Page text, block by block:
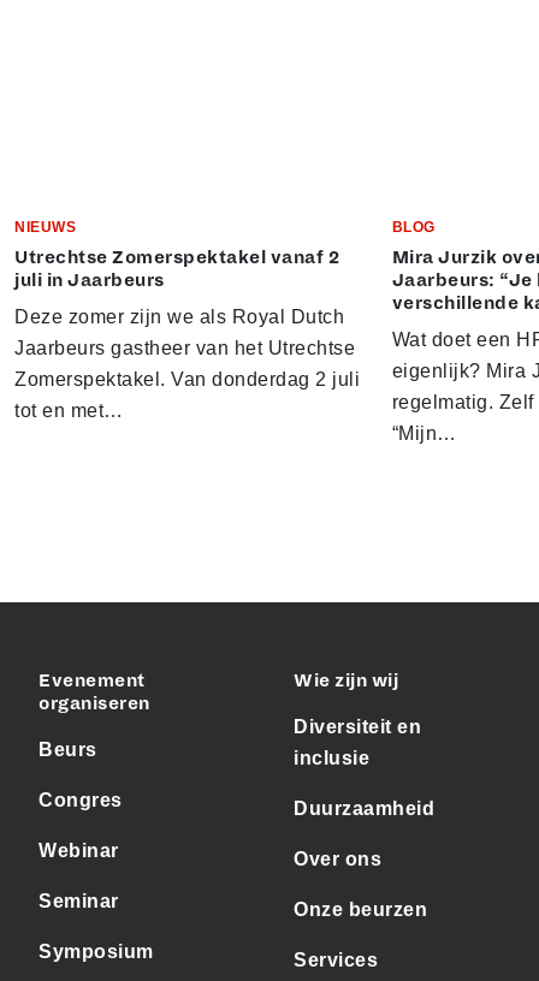
NIEUWS
Utrechtse Zomerspektakel vanaf 2
juli in Jaarbeurs
Deze zomer zijn we als Royal Dutch
Jaarbeurs gastheer van het Utrechtse
Zomerspektakel. Van donderdag 2 juli
tot en met…
BLOG
Mira Jurzik
Jaarbeurs: “Je
verschillende
Wat doet een
eigenlijk? Mira
regelmatig.
“Mijn…
Evenement
organiseren
Beurs
Congres
Webinar
Seminar
Symposium
Wie zijn wij
Diversiteit en
inclusie
Duurzaamheid
Over ons
Onze beurzen
Services